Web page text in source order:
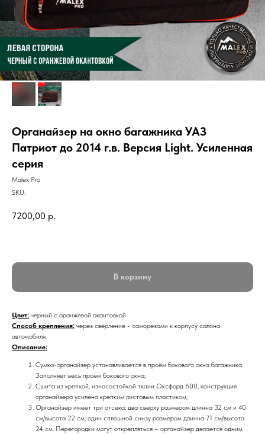
Органайзер на окно багажника УАЗ
Патриот до 2014 г.в. Версия Light. Усиленная
серия
Malex Pro
SKU:
7200,00 р.
В корзину
Цвет: черный с оранжевой окантовкой
Способ крепления: через сверление - саморезами к корпусу салона
автомобиля.
Описание:
Сумка-органайзер устанавливается в проём бокового окна багажника.
Заполняет весь проём бокового окна;
Сшита из крепкой, износостойкой ткани Оксфорд 600, конструкция
органайзера усилена крепким листовым пластиком;
Органайзер имеет три отсека: два сверху размером длинна 32 см и 40
см/высота 22 см; один сплошной снизу размером длинна 71 см/высота
24 см. Перегородки могут открепляться – органайзер делается одним